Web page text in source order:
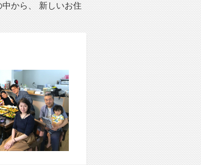
から、 新しいお住